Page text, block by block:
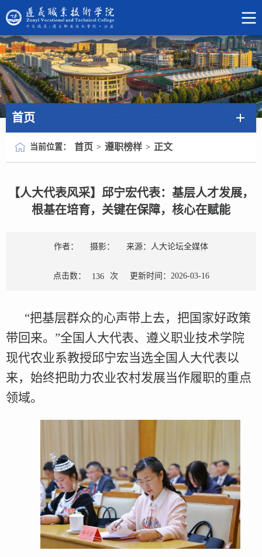
首页
当前位置： 首页 > 遵职榜样 > 正文
【人大代表风采】邱宁宏代表：基层人才发展，
根基在培育，关键在保障，核心在赋能
作者： 摄影： 来源：人大论坛全媒体
点击数： 136 次 更新时间：2026-03-16
“把基层群众的心声带上去，把国家好政策
带回来。”全国人大代表、遵义职业技术学院
现代农业系教授邱宁宏当选全国人大代表以
来，始终把助力农业农村发展当作履职的重点
领域。